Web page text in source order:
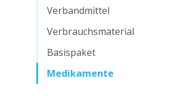
Verbandmittel
Verbrauchsmaterial
Basispaket
Medikamente